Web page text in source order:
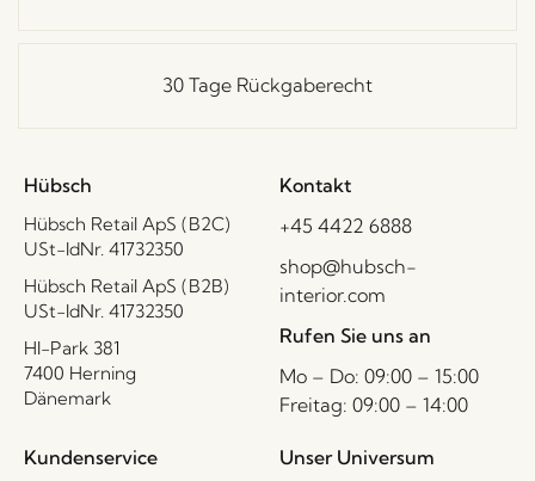
30 Tage Rückgaberecht
Hübsch
Hübsch Retail ApS (B2C)
USt-IdNr. 41732350
Hübsch Retail ApS (B2B)
USt-IdNr. 41732350
HI-Park 381
7400 Herning
Dänemark
Kontakt
+45 4422 6888
shop@hubsch-
interior.com
Rufen Sie uns an
Mo – Do: 09:00 – 15:00
Freitag: 09:00 – 14:00
Kundenservice Unser Universum